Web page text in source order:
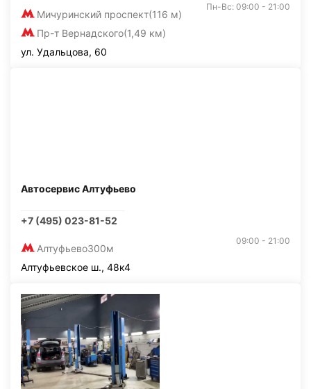
Мичуринский проспект(116 м)
Пр-т Вернадского(1,49 км)
Пн-Вс: 09:00 - 21:00
ул. Удальцова, 60
Автосервис Алтуфьево
+7 (495) 023-81-52
Алтуфьево300м
09:00 - 21:00
Алтуфьевское ш., 48к4